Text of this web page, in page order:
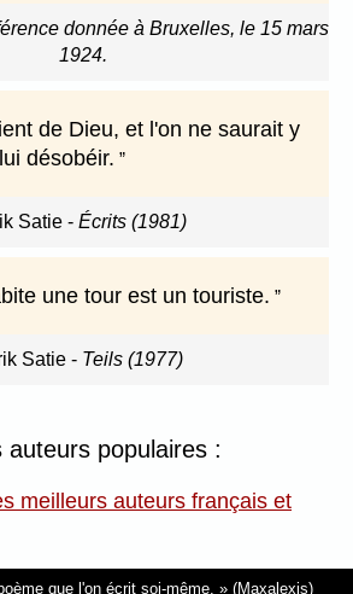
donnée à Bruxelles, le 15 mars
1924.
de Dieu, et l'on ne saurait y
désobéir.
Satie - Écrits (1981)
une tour est un touriste.
Satie - Teils (1977)
populaires :
meilleurs auteurs français et
que l'on écrit soi-même. (Maxalexis)